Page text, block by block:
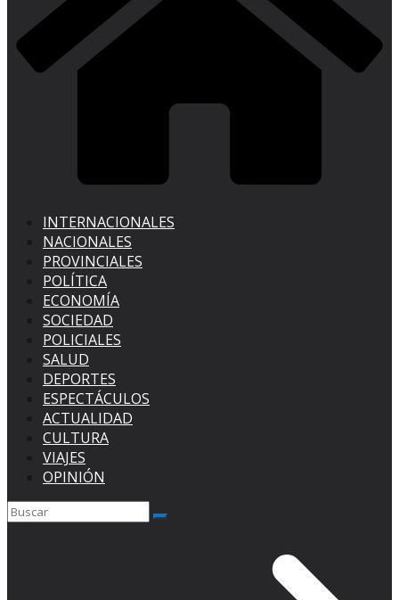
INTERNACIONALES
NACIONALES
PROVINCIALES
POLÍTICA
ECONOMÍA
SOCIEDAD
POLICIALES
SALUD
DEPORTES
ESPECTÁCULOS
ACTUALIDAD
CULTURA
VIAJES
OPINIÓN